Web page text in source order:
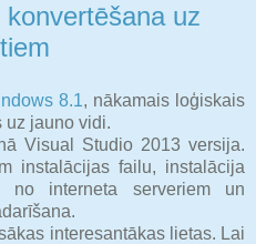
uz
8.1, nākamais loģiskais
uz jauno vidi.
Visual Studio 2013 versija.
instalācijas failu, instalācija
interneta serveriem un
interesantākas lietas. Lai